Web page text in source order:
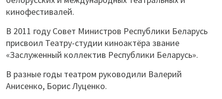
кинофестивалей.
В 2011 году Совет Министров Республики Беларусь
присвоил Театру-студии киноактёра звание
«Заслуженный коллектив Республики Беларусь».
В разные годы театром руководили Валерий
Анисенко, Борис Луценко.